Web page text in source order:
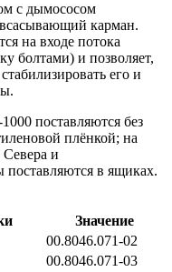
с дымососом
карман.
на входе потока
болтами) и позволяет,
его и
поставляются без
плёнкой; на
и
в ящиках.
Значение
00.8046.071-02
00.8046.071-03